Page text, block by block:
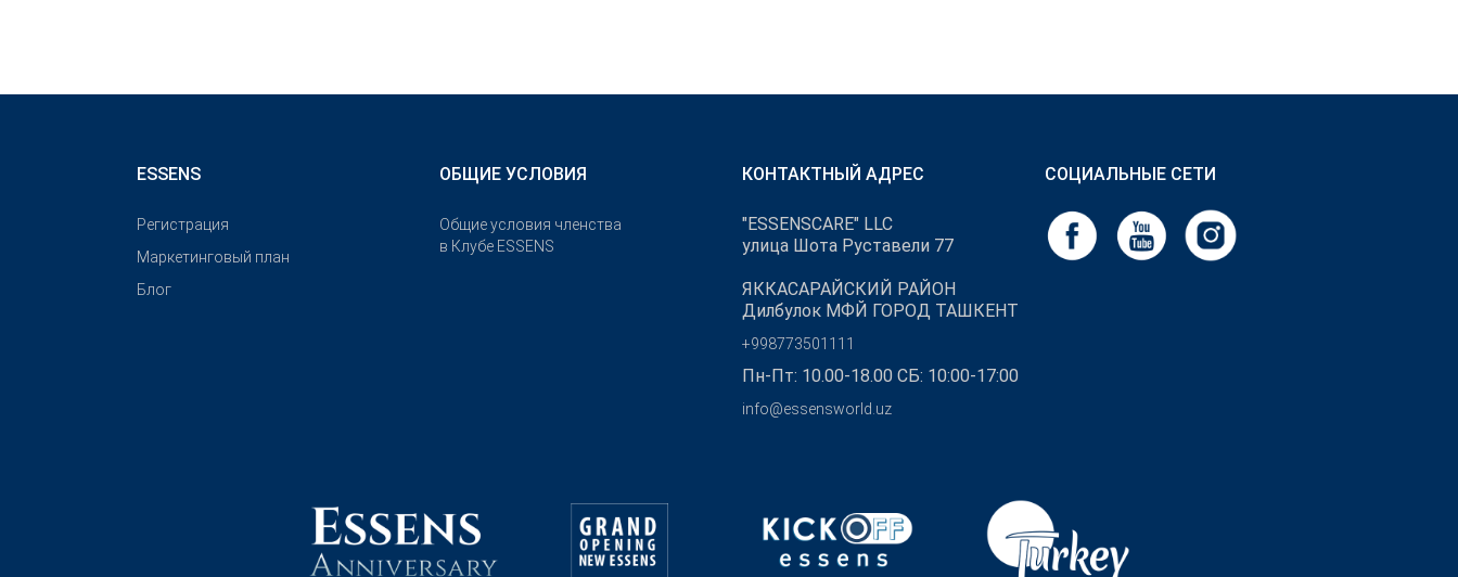
ESSENS
Pегистрация
Маркетинговый план
Блог
ОБЩИЕ УСЛОВИЯ
Общие условия членства
в Клубе ESSENS
КОНТАКТНЫЙ АДРЕС
"ESSENSCARE" LLC
улица Шота Руставели 77
ЯККАСАРАЙСКИЙ РАЙОН
Дилбулок МФЙ ГОРОД ТАШКЕНТ
+998773501111
Пн-Пт: 10.00-18.00 СБ: 10:00-17:00
info@essensworld.uz
СОЦИАЛЬНЫЕ СЕТИ